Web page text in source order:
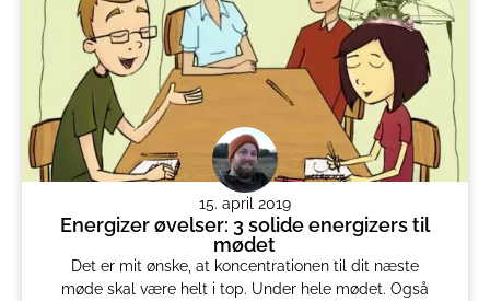
15. april 2019
Energizer øvelser: 3 solide energizers til
mødet
Det er mit ønske, at koncentrationen til dit næste
møde skal være helt i top. Under hele mødet. Også